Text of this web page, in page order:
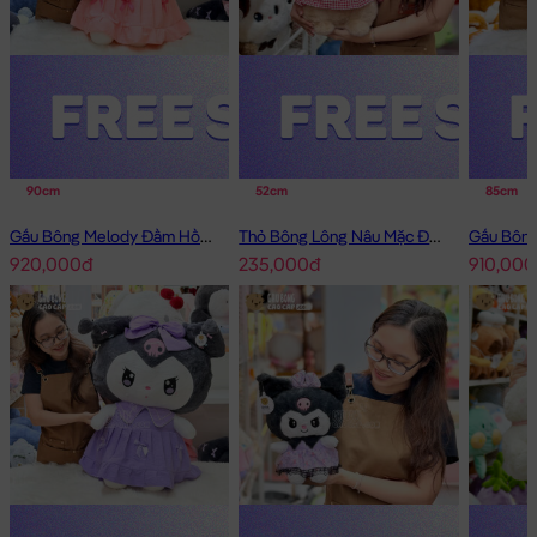
90cm
Gấu Bông Melody Đầm Hồng Cổ Sen Đeo Nơ
920,000đ
52cm
Thỏ Bông Lông Nâu Mặc Đầm Caro Happy
235,000đ
85cm